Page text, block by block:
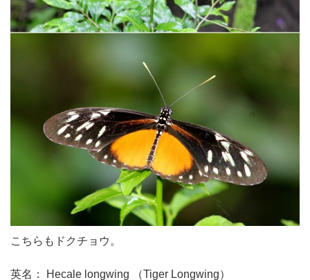
こちらもドクチョウ。
英名： Hecale longwing （Tiger Longwing）